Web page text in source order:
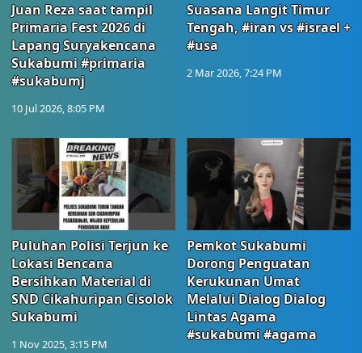
Juan Reza saat tampil
Primaria Fest 2026 di
Lapang Suryakencana
Sukabumi #primaria
#sukabumj
10 Jul 2026, 8:05 PM
Suasana Langit Timur
Tengah, #iran vs #israel +
#usa
2 Mar 2026, 7:24 PM
Puluhan Polisi Terjun ke
Lokasi Bencana
Bersihkan Material di
SND Cikahuripan Cisolok
Sukabumi
1 Nov 2025, 3:15 PM
Pemkot Sukabumi
Dorong Penguatan
Kerukunan Umat
Melalui Dialog Dialog
Lintas Agama
#sukabumi #agama